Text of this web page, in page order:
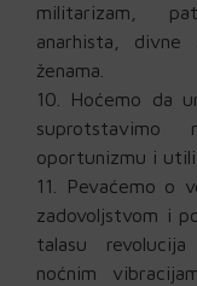
militarizam,
anarhista,
ženama.
Hoćemo da
oportunizmu i
Pevaćemo o
zadovoljstvom i
talasu
noćnim